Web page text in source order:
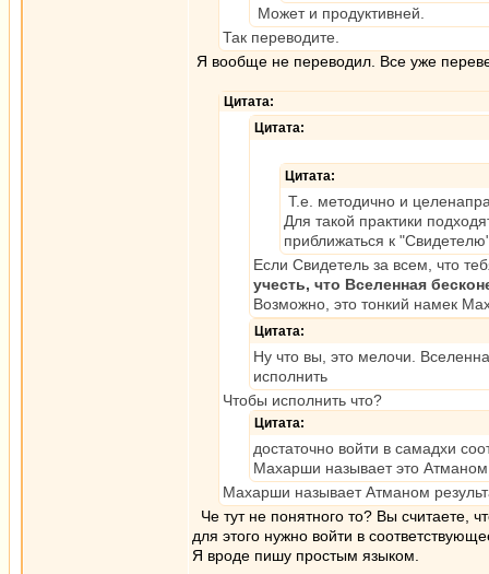
Может и продуктивней.
Так переводите.
Я вообще не переводил. Все уже
Цитата:
Цитата:
Цитата:
Т.е. методично и
Для такой практики
приближаться к
Если Свидетель за всем, что
учесть, что Вселенная
Возможно, это тонкий намек
Цитата:
Ну что вы, это мелочи.
исполнить
Чтобы исполнить что?
Цитата:
достаточно войти в самадхи
Махарши называет это
Махарши называет Атманом
Че тут не понятного то? Вы считаете,
для этого нужно войти в
Я вроде пишу простым языком.